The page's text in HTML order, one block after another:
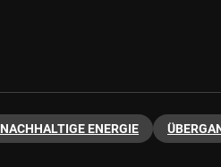
NACHHALTIGE ENERGIE